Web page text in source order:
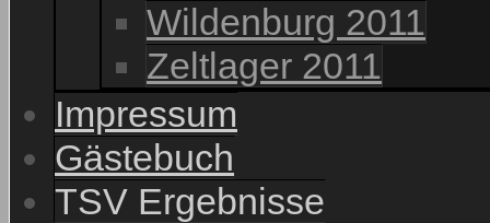
Wildenburg 2011
Zeltlager 2011
Impressum
Gästebuch
TSV Ergebnisse